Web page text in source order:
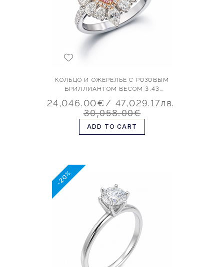
КОЛЬЦО И ОЖЕРЕЛЬЕ С РОЗОВЫМ
БРИЛЛИАНТОМ ВЕСОМ 3.43
24,046.00€/ 47,029.17лв.
30,058.00€
ADD TO CART
-20%